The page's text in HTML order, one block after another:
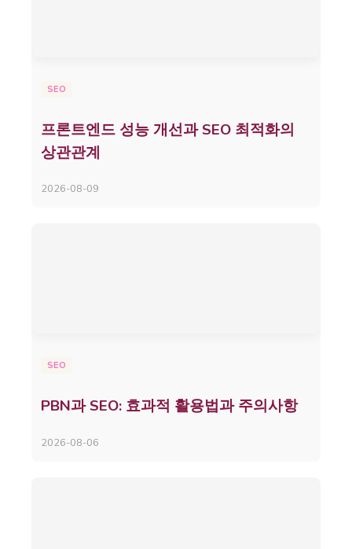
SEO
프론트엔드 성능 개선과 SEO 최적화의
상관관계
2026-08-09
SEO
PBN과 SEO: 효과적 활용법과 주의사항
2026-08-06